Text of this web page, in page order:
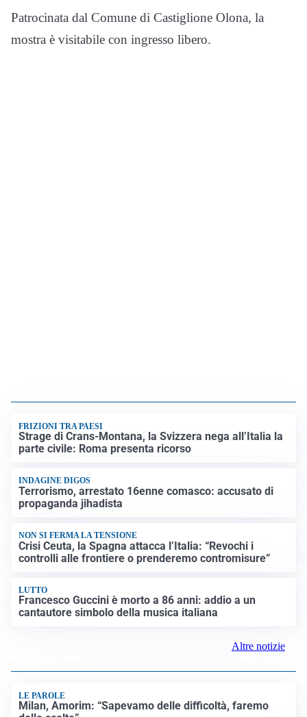
Patrocinata dal Comune di Castiglione Olona, la
mostra è visitabile con ingresso libero.
FRIZIONI TRA PAESI
Strage di Crans-Montana, la Svizzera nega all’Italia la
parte civile: Roma presenta ricorso
INDAGINE DIGOS
Terrorismo, arrestato 16enne comasco: accusato di
propaganda jihadista
NON SI FERMA LA TENSIONE
Crisi Ceuta, la Spagna attacca l’Italia: “Revochi i
controlli alle frontiere o prenderemo contromisure”
LUTTO
Francesco Guccini è morto a 86 anni: addio a un
cantautore simbolo della musica italiana
Altre notizie
LE PAROLE
Milan, Amorim: “Sapevamo delle difficoltà, faremo